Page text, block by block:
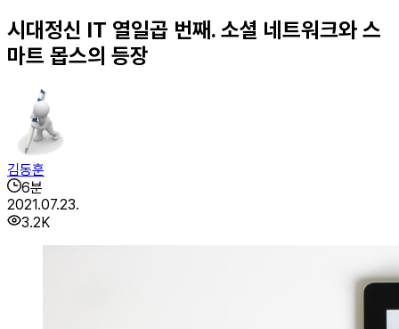
시대정신 IT 열일곱 번째. 소셜 네트워크와 스
마트 몹스의 등장
김동훈
6분
2021.07.23.
3.2K